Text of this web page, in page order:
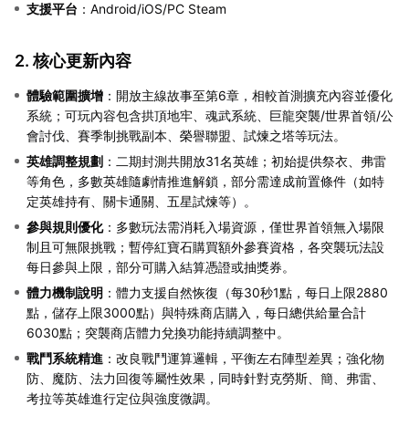
支援平台 ：Android/iOS/PC Steam
2. 核心更新內容
體驗範圍擴增 ：開放主線故事至第6章，相較首測擴充內容並優化
系統；可玩內容包含拱頂地牢、魂武系統、巨龍突襲/世界首領/公
會討伐、賽季制挑戰副本、榮譽聯盟、試煉之塔等玩法。
英雄調整規劃 ：二期封測共開放31名英雄；初始提供祭衣、弗雷
等角色，多數英雄隨劇情推進解鎖，部分需達成前置條件（如特
定英雄持有、關卡通關、五星試煉等）。
參與規則優化：多數玩法需消耗入場資源，僅世界首領無入場限
制且可無限挑戰；暫停紅寶石購買額外參賽資格，各突襲玩法設
每日參與上限，部分可購入結算憑證或抽獎券。
體力機制說明 ：體力支援自然恢復（每30秒1點，每日上限2880
點，儲存上限3000點）與特殊商店購入，每日總供給量合計
6030點；突襲商店體力兌換功能持續調整中。
戰鬥系統精進 ：改良戰鬥運算邏輯，平衡左右陣型差異；強化物
防、魔防、法力回復等屬性效果，同時針對克勞斯、簡、弗雷、
考拉等英雄進行定位與強度微調。